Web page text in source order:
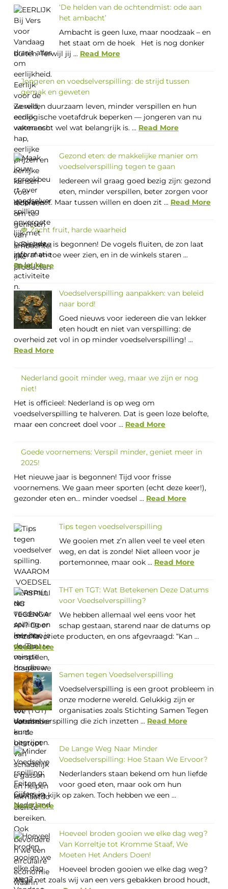
‘De helden van de ochtendmist: ode aan
het ambacht’
Ambacht is geen luxe, maar noodzaak – en
het staat om de hoek Het is nog donker
buiten. Terwijl jij ... Read More
Jongeren en voedselverspilling: de strijd tussen
gemak en geweten
Ze willen duurzaam leven, minder verspillen en hun
ecologische voetafdruk beperken — jongeren van nu
weten echt wel wat belangrijk is. ... Read More
Gezond eten: de makkelijke manier om
voedselverspilling tegen te gaan
Iedereen wil graag goed bezig zijn: gezond
eten, minder verspillen, beter zorgen voor
de planeet. Maar tussen willen en doen zit ... Read More
🍓 Zacht fruit, harde waarheid
De lente is begonnen! De vogels fluiten, de zon laat
zich af en toe weer zien, en in de winkels staren ...
Read More
Voedselverspilling aanpakken: van beleid
naar bord!
Goed nieuws voor iedereen die van lekker
eten houdt en niet van verspilling: de
overheid zet vol in op minder voedselverspilling! ...
Read More
Nederland gooit minder weg, maar we zijn er nog
niet!
Het is officieel: Nederland is op weg om
voedselverspilling te halveren. Dat is geen loze belofte,
maar een concreet doel voor ... Read More
Goede voornemens: Verspil minder, geniet meer in
2025!
Het nieuwe jaar is begonnen! Tijd voor frisse
voornemens. We gaan meer sporten (echt deze keer!),
gezonder eten en… minder voedsel ... Read More
Tips tegen voedselverspilling
We gooien met z’n allen veel te veel eten
weg, en dat is zonde! Niet alleen voor je
portemonnee, maar ook ... Read More
THT en TGT: Wat Betekenen Deze Datums
voor Voedselverspilling?
We hebben allemaal wel eens voor het
schap gestaan, starend naar de datums op
onze favoriete producten, en ons afgevraagd: “Kan ...
Read More
Samen tegen Voedselverspilling
Voedselverspilling is een groot probleem in
onze moderne wereld. Gelukkig zijn er
organisaties zoals Stichting Samen Tegen
Voedselverspilling die zich inzetten ... Read More
De Lange Weg Naar Minder
Voedselverspilling: Hoe Staan We Ervoor?
Nederlanders staan bekend om hun liefde
voor goed eten, maar ook om hun
nuchtere kijk op zaken. Toch hebben we een ...
Read More
Hoeveel broden gooien we elke dag weg?
Van Korreltje tot Kromme Staaf, We
Moeten Het Anders Doen!
Hoeveel broden gooien we elke dag weg?
Als je net zoals wij van een vers gebakken brood houdt,